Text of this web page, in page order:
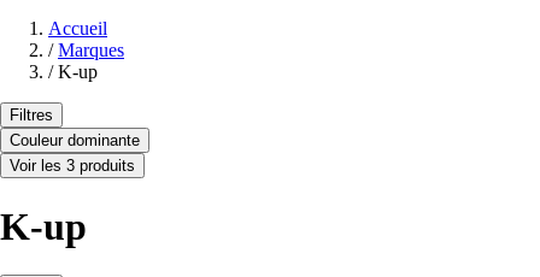
Accueil
/ Marques
/ K-up
Filtres
Couleur dominante
Voir les 3 produits
K-up